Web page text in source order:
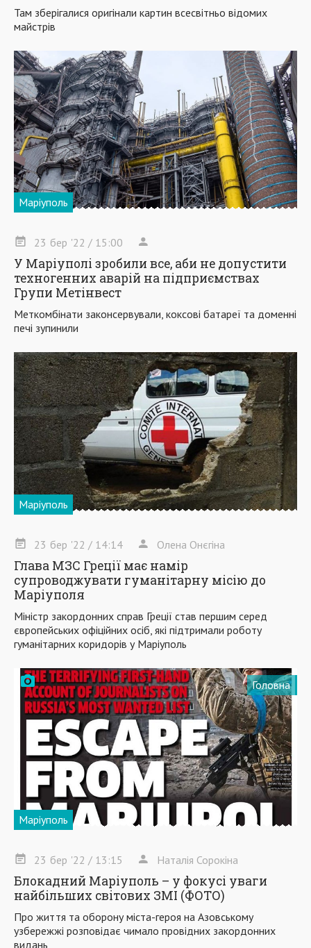
Там зберігалися оригінали картин всесвітньо відомих
майстрів
Маріуполь
23 бер '22 / 15:00
У Маріуполі зробили все, аби не допустити
техногенних аварій на підприємствах
Групи Метінвест
Меткомбінати законсервували, коксові батареї та доменні
печі зупинили
Маріуполь
23 бер '22 / 14:14 Олена Онєгіна
Глава МЗС Греції має намір
супроводжувати гуманітарну місію до
Маріуполя
Міністр закордонних справ Греції став першим серед
європейських офіційних осіб, які підтримали роботу
гуманітарних коридорів у Маріуполь
Головна
Маріуполь
23 бер '22 / 13:15 Наталія Сорокіна
Блокадний Маріуполь – у фокусі уваги
найбільших світових ЗМІ (ФОТО)
Про життя та оборону міста-героя на Азовському
узбережжі розповідає чимало провідних закордонних
видань